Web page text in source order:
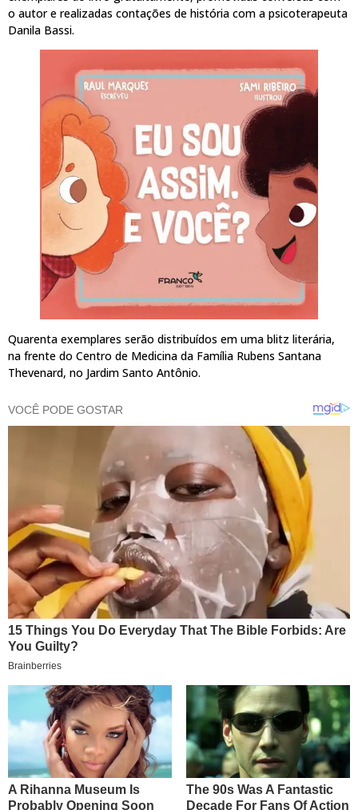
o autor e realizadas contações de história com a psicoterapeuta
Danila Bassi.
Quarenta exemplares serão distribuídos em uma blitz literária,
na frente do Centro de Medicina da Família Rubens Santana
Thevenard, no Jardim Santo Antônio.